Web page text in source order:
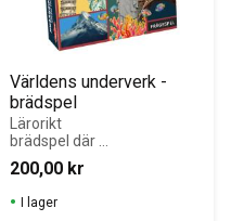
Världens underverk -
brädspel
Lärorikt
brädspel där
deltagarna
känner igen
berömda
underverk och
200,00 kr
I lager